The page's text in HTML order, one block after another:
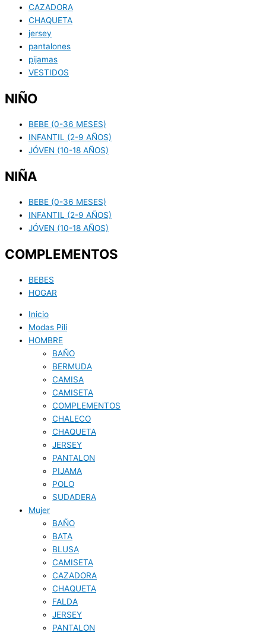
CAZADORA
CHAQUETA
jersey
pantalones
pijamas
VESTIDOS
NIÑO
BEBE (0-36 MESES)
INFANTIL (2-9 AÑOS)
JÓVEN (10-18 AÑOS)
NIÑA
BEBE (0-36 MESES)
INFANTIL (2-9 AÑOS)
JÓVEN (10-18 AÑOS)
COMPLEMENTOS
BEBES
HOGAR
Inicio
Modas Pili
HOMBRE
BAÑO
BERMUDA
CAMISA
CAMISETA
COMPLEMENTOS
CHALECO
CHAQUETA
JERSEY
PANTALON
PIJAMA
POLO
SUDADERA
Mujer
BAÑO
BATA
BLUSA
CAMISETA
CAZADORA
CHAQUETA
FALDA
JERSEY
PANTALON